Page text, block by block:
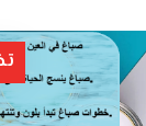
تكبير الصورة